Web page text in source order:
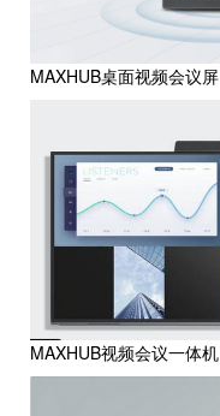
MAXHUB桌面视频会议屏
MAXHUB视频会议一体机